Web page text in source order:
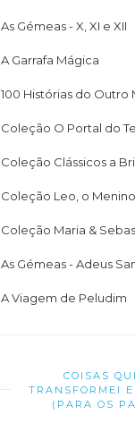
As Gémeas - X, XI e XII
A Garrafa Mágica
100 Histórias do Outro
Coleção O Portal do
Coleção Clássicos a
Coleção Leo, o
Coleção Maria &
As Gémeas - Adeus
A Viagem de Peludim
COISAS
TRANSFORMEI
(PARA OS